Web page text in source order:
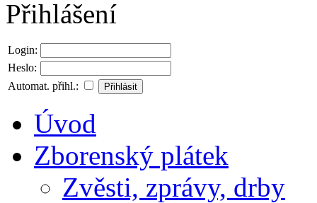
Přihlášení
Login:
Heslo:
Automat. přihl.:
Úvod
Zborenský plátek
Zvěsti, zprávy, drby